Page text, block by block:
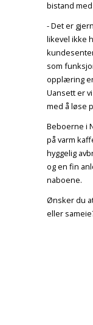
bistand
- Det er
likevel ikke
som
opplæring
Uansett er
med å løse
Beboerne i
på varm
hyggelig
og en fin
naboene.
Ønsker du
eller